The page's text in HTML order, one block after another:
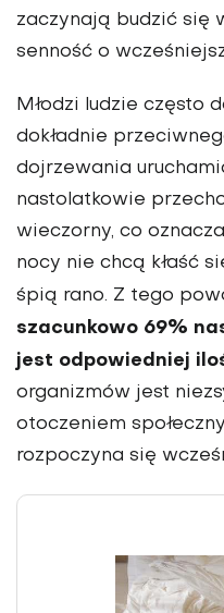
zaczynają budzić się
senność o
Młodzi ludzie często
dokładnie
dojrzewania
nastolatkowie
wieczorny, co
nocy nie chcą kłaść
śpią rano. Z tego
szacunkowo 69%
jest odpowiedniej
organizmów jest
otoczeniem
rozpoczyna się